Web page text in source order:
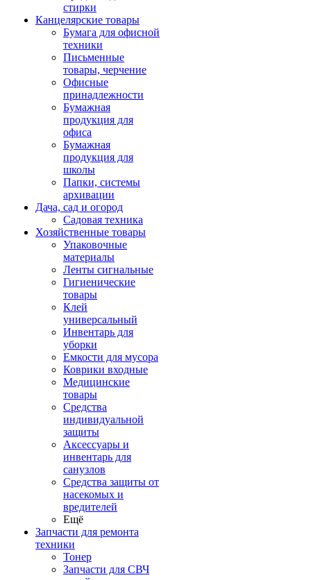
стирки
Канцелярские товары
Бумага для офисной
техники
Письменные
товары, черчение
Офисные
принадлежности
Бумажная
продукция для
офиса
Бумажная
продукция для
школы
Папки, системы
архивации
Дача, сад и огород
Садовая техника
Хозяйственные товары
Упаковочные
материалы
Ленты сигнальные
Гигиенические
товары
Клей
универсальный
Инвентарь для
уборки
Емкости для мусора
Коврики входные
Медицинские
товары
Средства
индивидуальной
защиты
Аксессуары и
инвентарь для
санузлов
Средства защиты от
насекомых и
вредителей
Ещё
Запчасти для ремонта
техники
Тонер
Запчасти для СВЧ